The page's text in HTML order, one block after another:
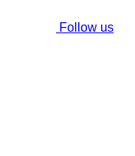
Follow us